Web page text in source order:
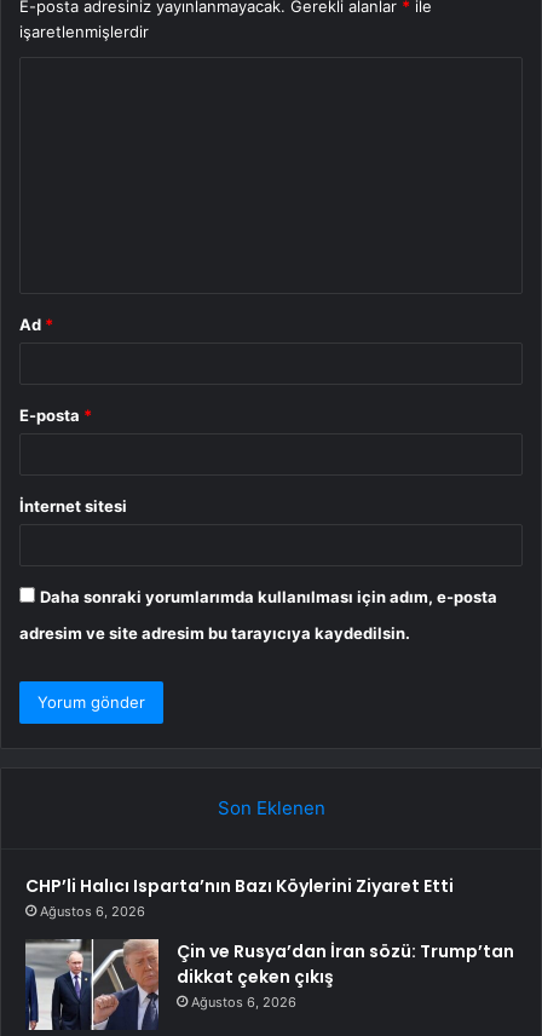
E-posta adresiniz yayınlanmayacak. Gerekli alanlar * ile
işaretlenmişlerdir
Ad *
E-posta *
İnternet sitesi
Daha sonraki yorumlarımda kullanılması için adım, e-posta
adresim ve site adresim bu tarayıcıya kaydedilsin.
Son Eklenen
CHP’li Halıcı Isparta’nın Bazı Köylerini Ziyaret Etti
Ağustos 6, 2026
Çin ve Rusya’dan İran sözü: Trump’tan
dikkat çeken çıkış
Ağustos 6, 2026